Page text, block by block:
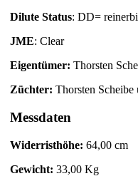
Dilute Status: DD=
JME: Clear
Eigentümer: Thorsten
Züchter: Thorsten
Messdaten
Widerristhöhe: 64,00 cm
Gewicht: 33,00 Kg